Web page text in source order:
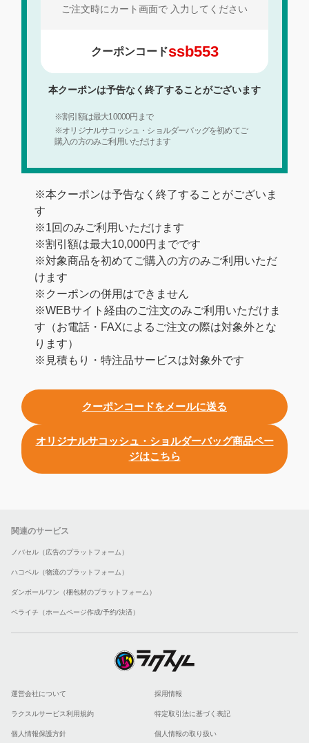
ご注文時にカート画面で 入力してください
クーポンコードssb553
本クーポンは予告なく終了することがございます
※割引額は最大10000円まで
※オリジナルサコッシュ・ショルダーバッグを初めてご
購入の方のみご利用いただけます
※本クーポンは予告なく終了することがございま
す
※1回のみご利用いただけます
※割引額は最大10,000円までです
※対象商品を初めてご購入の方のみご利用いただ
けます
※クーポンの併用はできません
※WEBサイト経由のご注文のみご利用いただけま
す（お電話・FAXによるご注文の際は対象外とな
ります）
※見積もり・特注品サービスは対象外です
クーポンコードをメールに送る
オリジナルサコッシュ・ショルダーバッグ商品ペー
ジはこちら
関連のサービス
ノバセル（広告のプラットフォーム）
ハコベル（物流のプラットフォーム）
ダンボールワン（梱包材のプラットフォーム）
ペライチ（ホームページ作成/予約/決済）
運営会社について 採用情報
ラクスルサービス利用規約 特定取引法に基づく表記
個人情報保護方針 個人情報の取り扱い